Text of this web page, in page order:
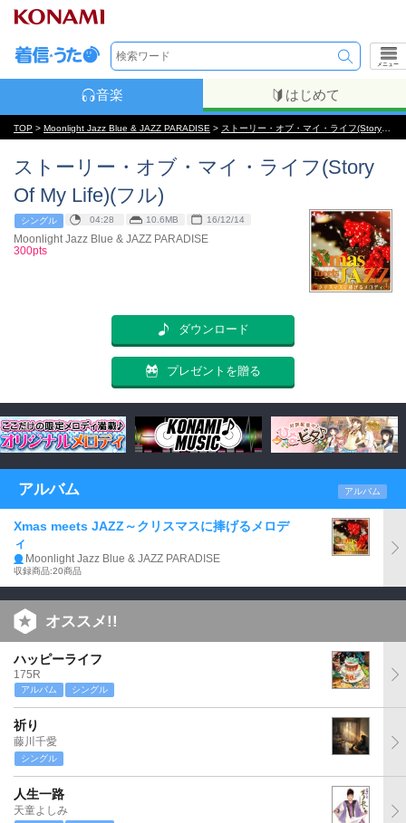
メニュー
音楽 はじめて
TOP > Moonlight Jazz Blue & JAZZ PARADISE > ストーリー・オブ・マイ・ライフ(Story Of My Life)
ストーリー・オブ・マイ・ライフ(Story
Of My Life)(フル)
シングル 04:28 10.6MB 16/12/14
Moonlight Jazz Blue & JAZZ PARADISE
300pts
ダウンロード
プレゼントを贈る
アルバム アルバム
Xmas meets JAZZ～クリスマスに捧げるメロデ
ィ
Moonlight Jazz Blue & JAZZ PARADISE
収録商品:20商品
オススメ!!
ハッピーライフ
175R
アルバム シングル
祈り
藤川千愛
シングル
人生一路
天童よしみ